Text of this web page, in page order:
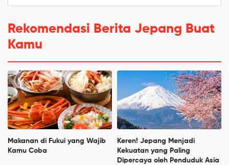
Rekomendasi Berita Jepang Buat
Kamu
Makanan di Fukui yang Wajib
Kamu Coba
Keren! Jepang Menjadi
Kekuatan yang Paling
Dipercaya oleh Penduduk Asia